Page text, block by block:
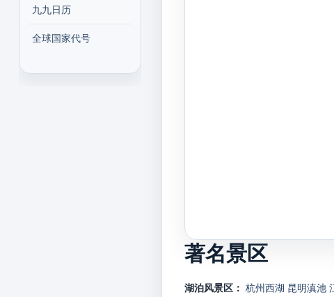
九九日历
全球国家代号
著名景区
湖泊风景区： 杭州西湖 昆明滇池